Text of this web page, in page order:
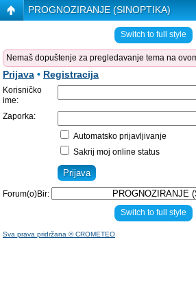
PROGNOZIRANJE (SINOPTIKA)
Switch to full style
Nemaš dopuštenje za pregledavanje tema na
Prijava • Registracija
Korisničko
ime:
Zaporka:
Automatsko prijavljivanje
Sakrij moj online status
Forum(o)Bir:
Switch to full style
Sva prava pridržana © CROMETEO